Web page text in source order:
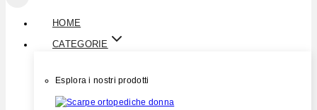
HOME
CATEGORIE
Esplora i nostri prodotti